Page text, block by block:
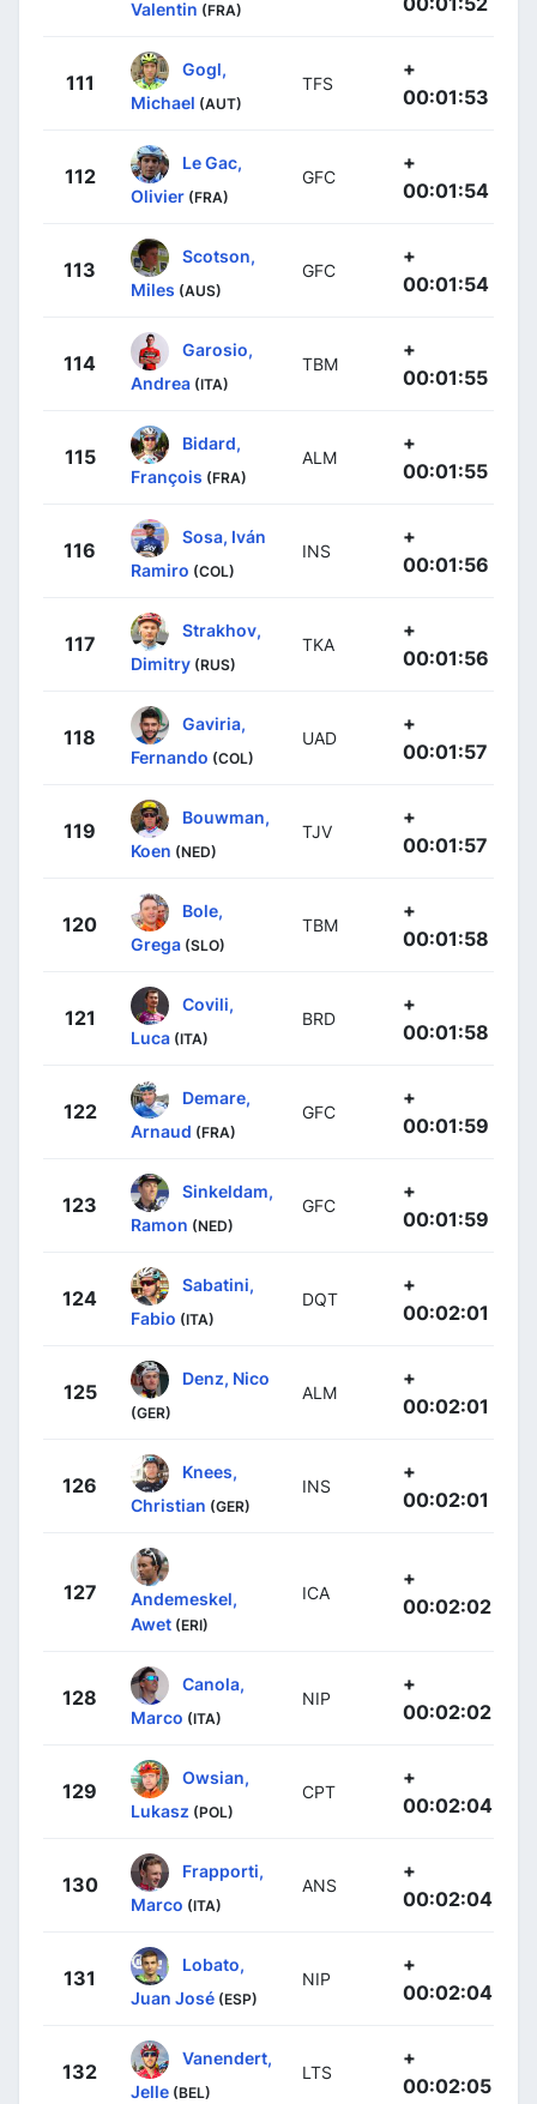
Valentin (FRA)
111
Gogl,
Michael (AUT)
TFS
+
00:01:53
112
Le Gac,
Olivier (FRA)
GFC
+
00:01:54
113
Scotson,
Miles (AUS)
GFC
+
00:01:54
114
Garosio,
Andrea (ITA)
TBM
+
00:01:55
115
Bidard,
François (FRA)
ALM
+
00:01:55
116
Sosa, Iván
Ramiro (COL)
INS
+
00:01:56
117
Strakhov,
Dimitry (RUS)
TKA
+
00:01:56
118
Gaviria,
Fernando (COL)
UAD
+
00:01:57
119
Bouwman,
Koen (NED)
TJV
+
00:01:57
120
Bole,
Grega (SLO)
TBM
+
00:01:58
121
Covili,
Luca (ITA)
BRD
+
00:01:58
122
Demare,
Arnaud (FRA)
GFC
+
00:01:59
123
Sinkeldam,
Ramon (NED)
GFC
+
00:01:59
124
Sabatini,
Fabio (ITA)
DQT
+
00:02:01
125
Denz, Nico
(GER)
ALM
+
00:02:01
126
Knees,
Christian (GER)
INS
+
00:02:01
127
Andemeskel,
Awet (ERI)
ICA
+
00:02:02
128
Canola,
Marco (ITA)
NIP
+
00:02:02
129
Owsian,
Lukasz (POL)
CPT
+
00:02:04
130
Frapporti,
Marco (ITA)
ANS
+
00:02:04
131
Lobato,
Juan José (ESP)
NIP
+
00:02:04
132
Vanendert,
Jelle (BEL)
LTS
+
00:02:05